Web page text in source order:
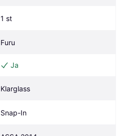
1 st
Furu
Ja
Klarglass
Snap-In